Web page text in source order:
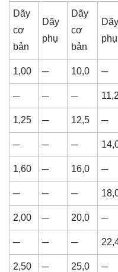
Dãy
cơ
bản
Dãy
phụ
Dãy
cơ
bản
Dãy
phụ
1,00 ─ 10,0 ─
─ ─ ─ 11,2
1,25 ─ 12,5 ─
─ ─ ─
1,60 ─ 16,0 ─
─ ─ ─
2,00 ─ 20,0 ─
─ ─ ─
2,50 ─ 25,0 ─